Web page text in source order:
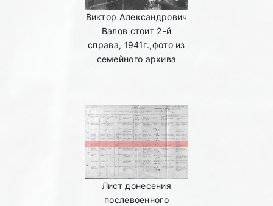
Виктор Александрович
Валов стоит 2-й
справа, 1941г.,фото из
семейного архива
Лист донесения
послевоенного